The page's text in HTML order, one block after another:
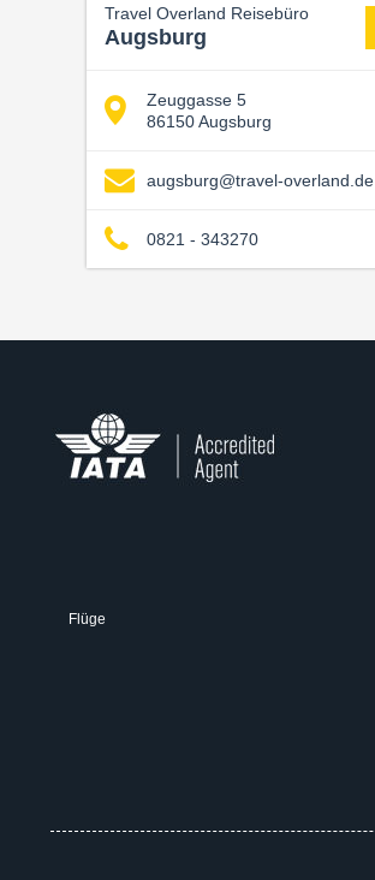
Travel Overland Reisebüro
Augsburg
Zeuggasse 5
86150 Augsburg
augsburg@travel-overland.de
0821 - 343270
Flüge